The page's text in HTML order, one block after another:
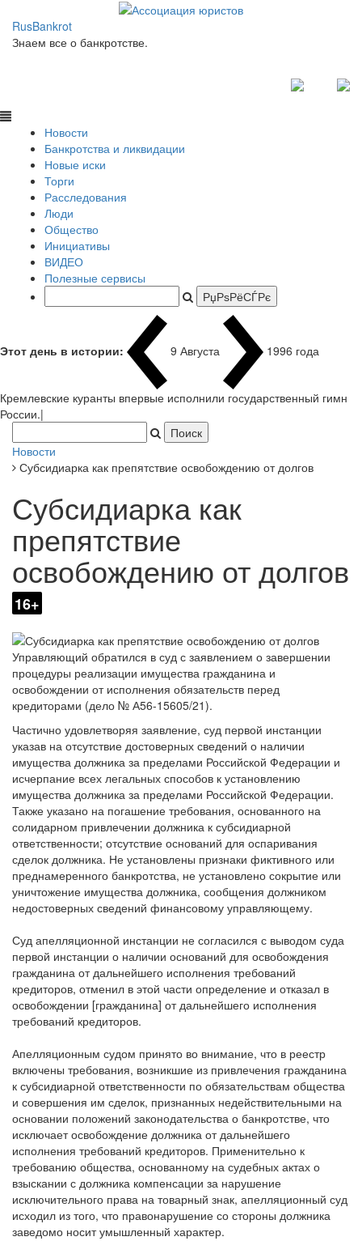
RusBankrot
Знаем все о банкротстве.
Новости
Банкротства и ликвидации
Новые иски
Торги
Расследования
Люди
Общество
Инициативы
ВИДЕО
Полезные сервисы
Этот день в истории: 9 Августа 1996 года
Кремлевские куранты впервые исполнили государственный гимн
России.|
Новости
Субсидиарка как препятствие освобождению от долгов
Субсидиарка как
препятствие
освобождению от долгов
16+
Управляющий обратился в суд с заявлением о завершении
процедуры реализации имущества гражданина и
освобождении от исполнения обязательств перед
кредиторами (дело № А56-15605/21).
Частично удовлетворяя заявление, суд первой инстанции
указав на отсутствие достоверных сведений о наличии
имущества должника за пределами Российской Федерации и
исчерпание всех легальных способов к установлению
имущества должника за пределами Российской Федерации.
Также указано на погашение требования, основанного на
солидарном привлечении должника к субсидиарной
ответственности; отсутствие оснований для оспаривания
сделок должника. Не установлены признаки фиктивного или
преднамеренного банкротства, не установлено сокрытие или
уничтожение имущества должника, сообщения должником
недостоверных сведений финансовому управляющему.
Суд апелляционной инстанции не согласился с выводом суда
первой инстанции о наличии оснований для освобождения
гражданина от дальнейшего исполнения требований
кредиторов, отменил в этой части определение и отказал в
освобождении [гражданина] от дальнейшего исполнения
требований кредиторов.
Апелляционным судом принято во внимание, что в реестр
включены требования, возникшие из привлечения гражданина
к субсидиарной ответственности по обязательствам общества
и совершения им сделок, признанных недействительными на
основании положений законодательства о банкротстве, что
исключает освобождение должника от дальнейшего
исполнения требований кредиторов. Применительно к
требованию общества, основанному на судебных актах о
взыскании с должника компенсации за нарушение
исключительного права на товарный знак, апелляционный суд
исходил из того, что правонарушение со стороны должника
заведомо носит умышленный характер.